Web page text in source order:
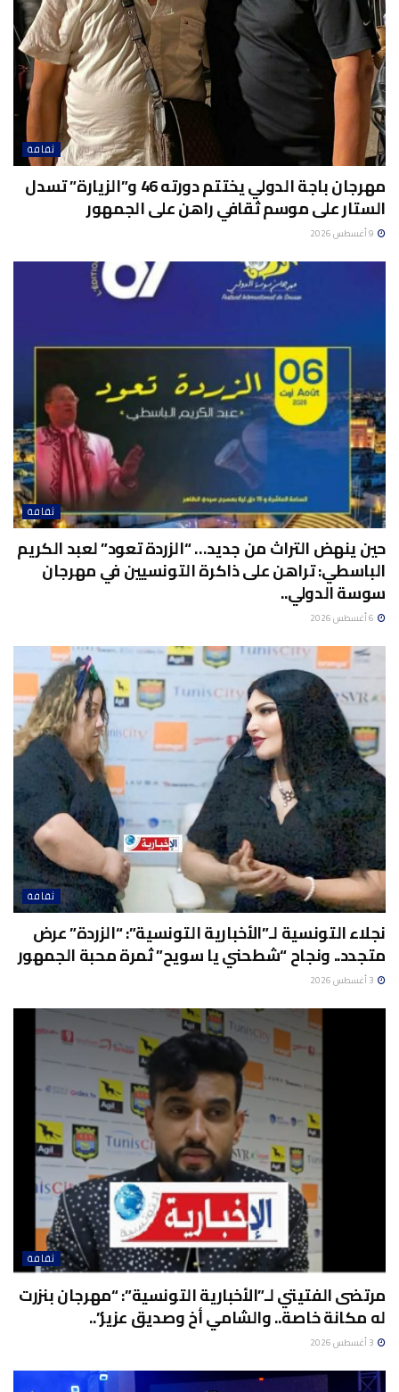
ثقافة
مهرجان باجة الدولي يختتم دورته 46 و”الزيارة” تسدل
الستار على موسم ثقافي راهن على الجمهور
ثقافة
حين ينهض التراث من جديد… “الزردة تعود” لعبد الكريم
الباسطي: تراهن على ذاكرة التونسيين في مهرجان
سوسة الدولي..
ثقافة
نجلاء التونسية لـ”الأخبارية التونسية”: “الزردة” عرض
متجدد.. ونجاح “شطحني يا سويح” ثمرة محبة الجمهور
ثقافة
مرتضى الفتيتي لـ”الأخبارية التونسية”: “مهرجان بنزرت
له مكانة خاصة.. والشامي أخ وصديق عزيز”..